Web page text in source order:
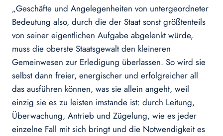
„Geschäfte und Angelegenheiten von untergeordneter
Bedeutung also, durch die der Staat sonst größtenteils
von seiner eigentlichen Aufgabe abgelenkt würde,
muss die oberste Staatsgewalt den kleineren
Gemeinwesen zur Erledigung überlassen. So wird sie
selbst dann freier, energischer und erfolgreicher all
das ausführen können, was sie allein angeht, weil
einzig sie es zu leisten imstande ist: durch Leitung,
Überwachung, Antrieb und Zügelung, wie es jeder
einzelne Fall mit sich bringt und die Notwendigkeit es